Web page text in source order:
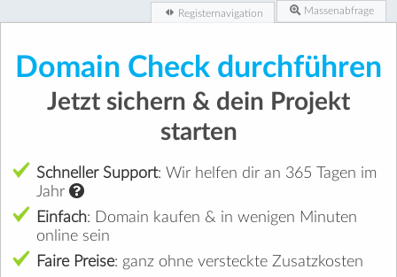
Massenabfrage
Registernavigation
Domain Check durchführen
Jetzt sichern & dein Projekt
starten
Schneller Support: Wir helfen dir an 365 Tagen im
Jahr
Einfach: Domain kaufen & in wenigen Minuten
online sein
Faire Preise: ganz ohne versteckte Zusatzkosten